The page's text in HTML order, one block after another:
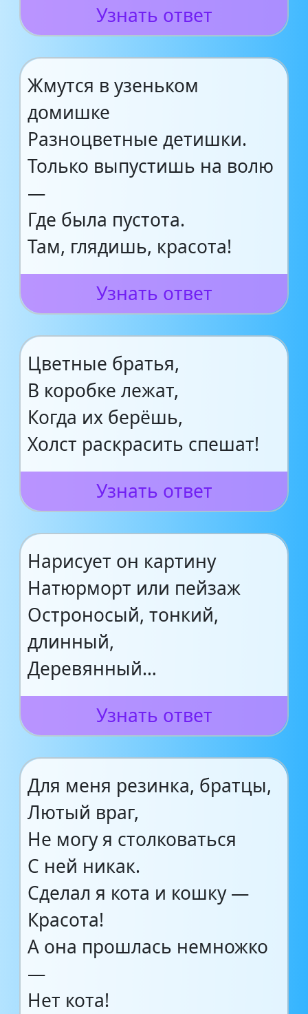
Узнать ответ
Жмутся в узеньком
домишке
Разноцветные детишки.
Только выпустишь на волю
—
Где была пустота.
Там, глядишь, красота!
Узнать ответ
Цветные братья,
В коробке лежат,
Когда их берёшь,
Холст раскрасить спешат!
Узнать ответ
Нарисует он картину
Натюрморт или пейзаж
Остроносый, тонкий,
длинный,
Деревянный…
Узнать ответ
Для меня резинка, братцы,
Лютый враг,
Не могу я столковаться
С ней никак.
Сделал я кота и кошку —
Красота!
А она прошлась немножко
—
Нет кота!